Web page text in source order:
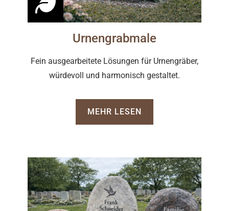
Urnengrabmale
Fein ausgearbeitete Lösungen für Urnengräber,
würdevoll und harmonisch gestaltet.
MEHR LESEN